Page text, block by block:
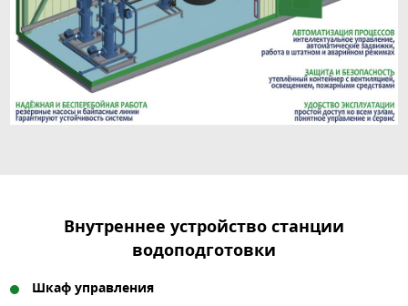
Внутреннее устройство станции
водоподготовки
Шкаф управления